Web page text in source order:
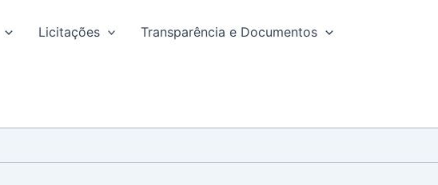
Licitações Transparência e Documentos